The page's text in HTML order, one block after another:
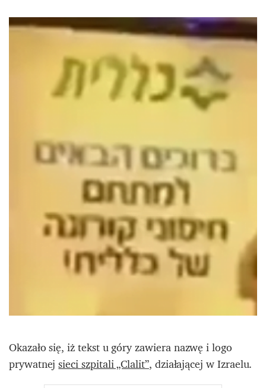
Okazało się, iż tekst u góry zawiera nazwę i logo
prywatnejsieci szpitali „Clalit”, działającej w Izraelu.